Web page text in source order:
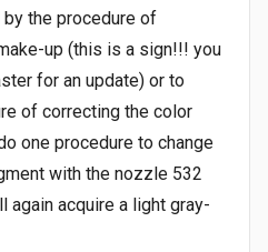
the procedure of
up (this is a sign!!! you
for an update) or to
of correcting the color
one procedure to change
with the nozzle 532
again acquire a light gray-